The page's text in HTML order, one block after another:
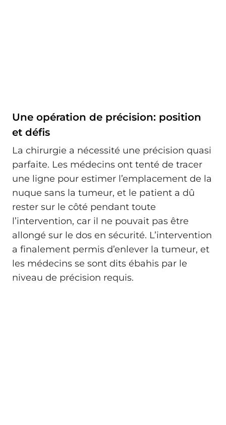
Une opération de précision: position
et défis
La chirurgie a nécessité une précision quasi
parfaite. Les médecins ont tenté de tracer
une ligne pour estimer l’emplacement de la
nuque sans la tumeur, et le patient a dû
rester sur le côté pendant toute
l’intervention, car il ne pouvait pas être
allongé sur le dos en sécurité. L’intervention
a finalement permis d’enlever la tumeur, et
les médecins se sont dits ébahis par le
niveau de précision requis.